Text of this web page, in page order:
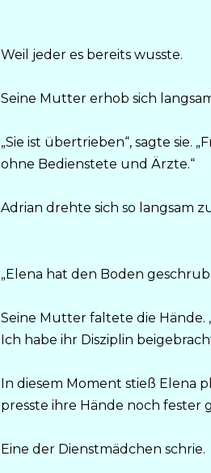
Weil jeder es bereits wusste.
Seine Mutter erhob sich
„Sie ist übertrieben“, sagte sie.
ohne Bedienstete und Ärzte.“
Adrian drehte sich so langsam
„Elena hat den Boden
Seine Mutter faltete die Hände.
Ich habe ihr Disziplin
In diesem Moment stieß Elena
presste ihre Hände noch fester
Eine der Dienstmädchen schrie.